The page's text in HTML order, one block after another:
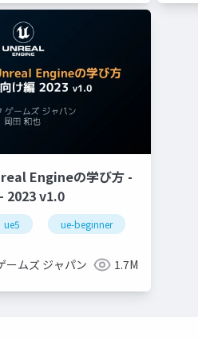
Engineの学び方 -
2023 v1.0
ue5 ue-beginner
ームズ ジャパン 1.7M